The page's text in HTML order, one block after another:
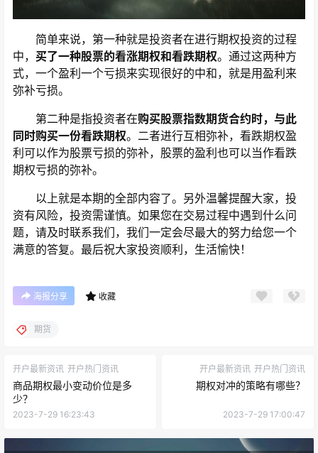
简单来说，第一种就是投资者在进行期权投资的过程
中， 买了一种股票的看涨期权和看跌期权。通过这两种方
式，一个盈利一个亏损来实现很好的中和，就是用盈利来
弥补亏损。
第二种是指投资者在购买股票指数期货合约时，与此
同时购买一份看跌期权。二者进行互相弥补，看跌期权盈
利可以作为股票亏损的弥补，股票的盈利也可以当作看跌
期权亏损的弥补。
以上就是本期的全部内容了。另外温馨提醒大家，投
资有风险，投资需谨慎。如果您在交易过程中遇到什么问
题，请及时联系我们，我们一定会尽最大的努力给您一个
满意的答复。最后祝大家投资顺利，生活愉快！
海报分享 收藏
期货
开户最新资讯 开户热门资讯
商品期权最小变动价位是多
少？
2023-7-29 16:23:43
开户最新资讯 开户热门资讯
期权对冲的策略有哪些？
2023-7-29 17:00:47